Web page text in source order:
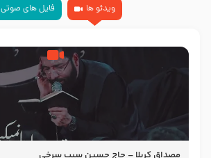
ویدئو ها
فایل های صوتی
مصداق کربلا – حاج حسین سیب سرخی